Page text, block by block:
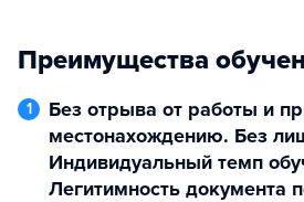
Преимущества
1
Без отрыва от работы и привязки к
местонахождению. Без
Индивидуальный темп
Легитимность документа